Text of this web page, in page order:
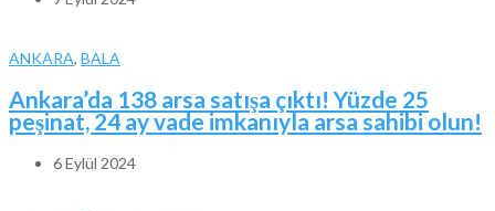
ANKARA, BALA
Ankara’da 138 arsa satışa çıktı! Yüzde 25
peşinat, 24 ay vade imkanıyla arsa sahibi olun!
6 Eylül 2024